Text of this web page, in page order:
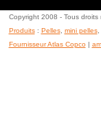
Copyright 2008 - Tous droits
Produits: Pelles, mini pelles,
Fournisseur Atlas Copco|